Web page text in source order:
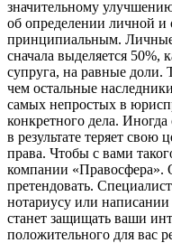
значительному
об определении личной и
принципиальным. Личные
сначала выделяется 50%,
супруга, на равные доли.
чем остальные
самых непростых в
конкретного дела.
в результате теряет свою
права. Чтобы с вами
компании «Правосфера».
претендовать.
нотариусу или
станет защищать ваши
положительного для вас